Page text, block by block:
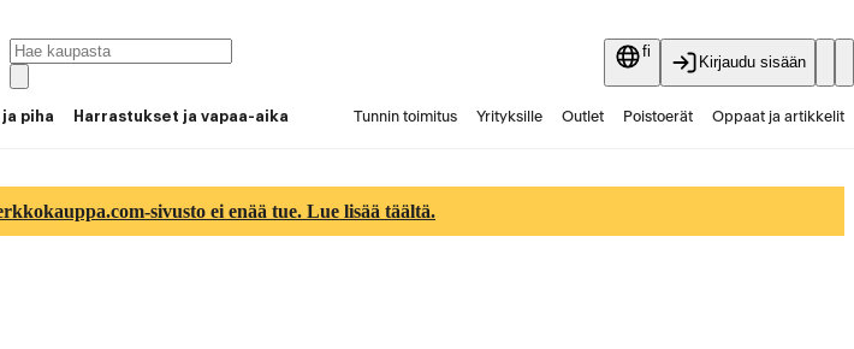
fi
Kirjaudu sisään
ja piha Harrastukset ja vapaa-aika Tunnin toimitus Yrityksille Outlet Poistoerät Oppaat ja artikkelit
sivusto ei enää tue. Lue lisää täältä.